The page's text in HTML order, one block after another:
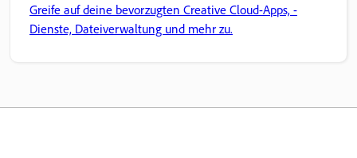
Greife auf deine bevorzugten Creative Cloud-Apps, -
Dienste, Dateiverwaltung und mehr zu.